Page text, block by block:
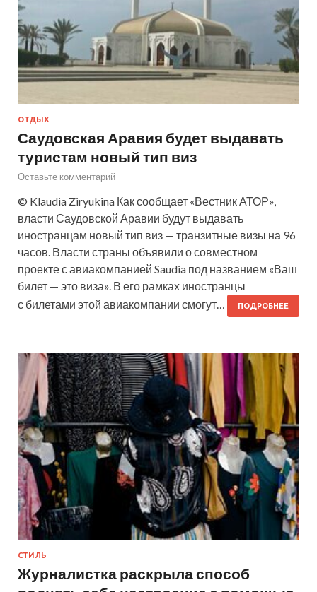
ОТДЫХ
Саудовская Аравия будет выдавать
туристам новый тип виз
Оставьте комментарий
© Klaudia Ziryukina Как сообщает «Вестник АТОР»,
власти Саудовской Аравии будут выдавать
иностранцам новый тип виз — транзитные визы на 96
часов. Власти страны объявили о совместном
проекте с авиакомпанией Saudia под названием «Ваш
билет — это виза». В его рамках иностранцы
с билетами этой авиакомпании смогут…
ПОДРОБНЕЕ
СТИЛЬ
Журналистка раскрыла способ